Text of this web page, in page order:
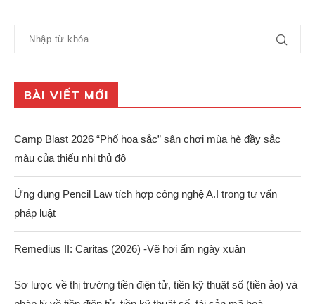
BÀI VIẾT MỚI
Camp Blast 2026 “Phố họa sắc” sân chơi mùa hè đầy sắc
màu của thiếu nhi thủ đô
Ứng dụng Pencil Law tích hợp công nghệ A.I trong tư vấn
pháp luật
Remedius II: Caritas (2026) -Vẽ hơi ấm ngày xuân
Sơ lược về thị trường tiền điện tử, tiền kỹ thuật số (tiền ảo) và